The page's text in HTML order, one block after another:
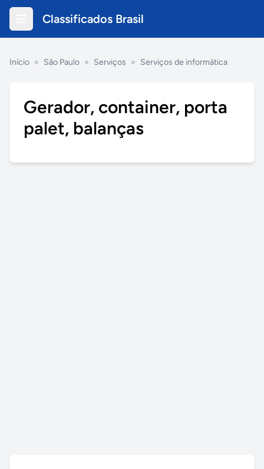
Classificados Brasil
Início » São Paulo » Serviços » Serviços de informática
Gerador, container, porta
palet, balanças